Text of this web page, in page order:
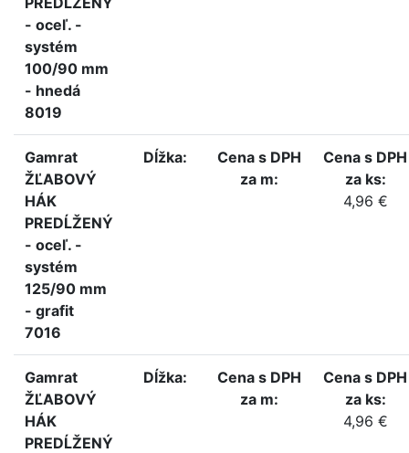
- oceľ. -
systém
100/90 mm
- hnedá
8019
Gamrat
ŽĽABOVÝ
HÁK
PREDĹŽENÝ
- oceľ. -
systém
125/90 mm
- grafit
7016
Dĺžka:
Cena s DPH
za m:
Cena s DPH
za ks:
4,96 €
Gamrat
ŽĽABOVÝ
HÁK
PREDĹŽENÝ
Dĺžka:
Cena s DPH
za m:
Cena s DPH
za ks:
4,96 €